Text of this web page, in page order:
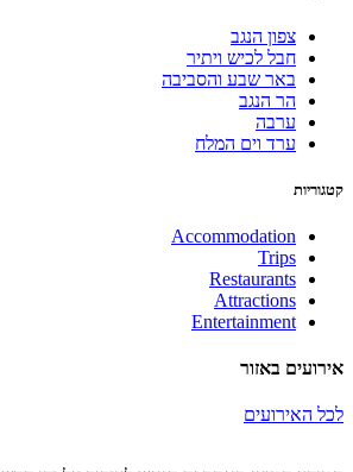
צפון הנגב
חבל לכיש ויתיר
באר שבע והסביבה
הר הנגב
ערבה
ערד וים המלח
קטגוריות
Accommodation
Trips
Restaurants
Attractions
Entertainment
אירועים באזור
לכל האירועים